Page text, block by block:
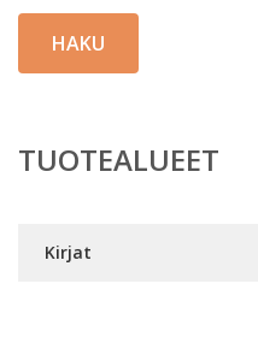
HAKU
TUOTEALUEET
Kirjat